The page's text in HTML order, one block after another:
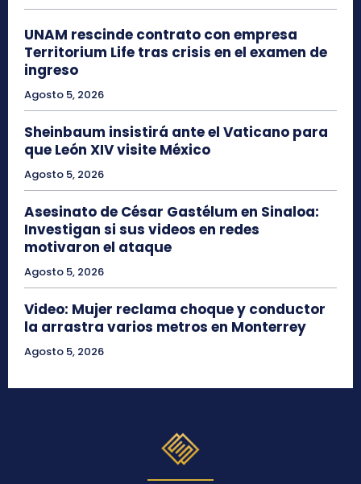
UNAM rescinde contrato con empresa
Territorium Life tras crisis en el examen de
ingreso
Agosto 5, 2026
Sheinbaum insistirá ante el Vaticano para
que León XIV visite México
Agosto 5, 2026
Asesinato de César Gastélum en Sinaloa:
Investigan si sus videos en redes
motivaron el ataque
Agosto 5, 2026
Video: Mujer reclama choque y conductor
la arrastra varios metros en Monterrey
Agosto 5, 2026